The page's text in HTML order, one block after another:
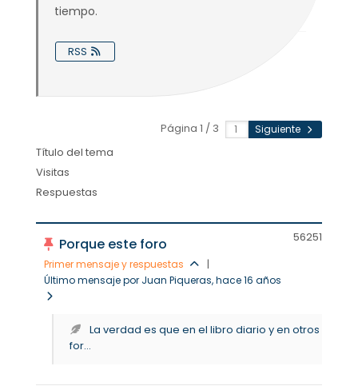
tiempo.
RSS
Página 1 / 3 Siguiente
Título del tema
Visitas
Respuestas
Porque este foro
Primer mensaje y respuestas
|
Último mensaje por Juan Piqueras, hace 16 años
56251
La verdad es que en el libro diario y en otros
for...